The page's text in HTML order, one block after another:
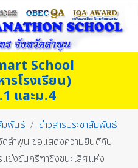
School
รโรงเรียน)
และม.4
มพันธ์
ข่าวสารประชาสัมพันธ์
ลำพูน ขอแสดงความยินดีกับ
แข่งขันกรีฑาชิงชนะเลิศแห่ง